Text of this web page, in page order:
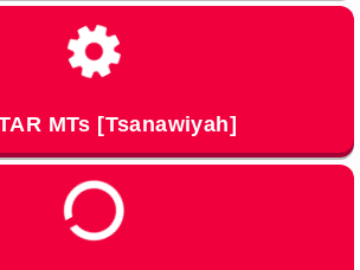
MTs [Tsanawiyah]